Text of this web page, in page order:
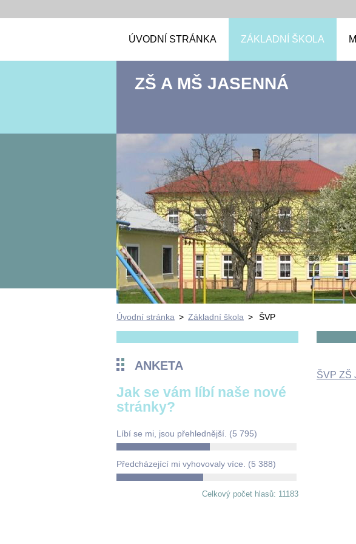
ÚVODNÍ STRÁNKA ZÁKLADNÍ ŠKOLA
ZŠ A MŠ JASENNÁ
Úvodní stránka > Základní škola > ŠVP
ANKETA
Jak se vám líbí naše nové
stránky?
Líbí se mi, jsou přehlednější. (5 795)
Předcházející mi vyhovovaly více. (5 388)
Celkový počet hlasů: 11183
ŠVP ZŠ